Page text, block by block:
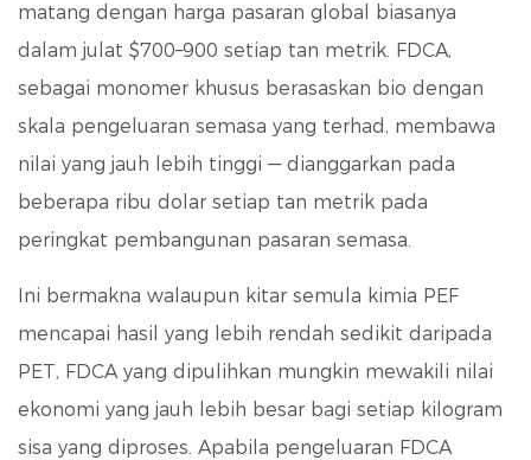
matang dengan harga pasaran global biasanya
dalam julat $700–900 setiap tan metrik. FDCA,
sebagai monomer khusus berasaskan bio dengan
skala pengeluaran semasa yang terhad, membawa
nilai yang jauh lebih tinggi — dianggarkan pada
beberapa ribu dolar setiap tan metrik pada
peringkat pembangunan pasaran semasa.
Ini bermakna walaupun kitar semula kimia PEF
mencapai hasil yang lebih rendah sedikit daripada
PET, FDCA yang dipulihkan mungkin mewakili nilai
ekonomi yang jauh lebih besar bagi setiap kilogram
sisa yang diproses. Apabila pengeluaran FDCA